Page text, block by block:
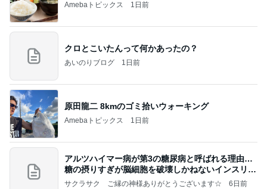
Amebaトピックス 1日前
クロとこいたんって何かあったの？
あいのりブログ 1日前
原田龍二 8kmのゴミ拾いウォーキング
Amebaトピックス 1日前
アルツハイマー病が第3の糖尿病と呼ばれる理由…
糖の摂りすぎが脳細胞を破壊しかねないインスリン
の恐
サクラサク ご縁の神様ありがとうございます☆ 6日前